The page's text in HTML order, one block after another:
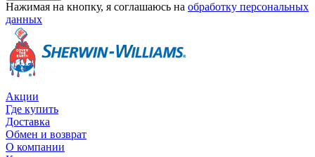
Нажимая на кнопку, я соглашаюсь на обработку персональных
данных
Акции
Где купить
Доставка
Обмен и возврат
О компании